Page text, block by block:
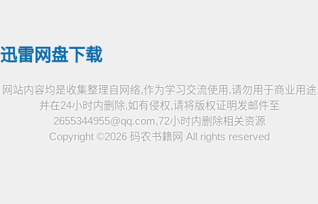
迅雷网盘下载
网站内容均是收集整理自网络,作为学习交流使用,请勿用于商业用途
并在24小时内删除,如有侵权,请将版权证明发邮件至
2655344955@qq.com,72小时内删除相关资源
Copyright ©2026 码农书籍网 All rights reserved